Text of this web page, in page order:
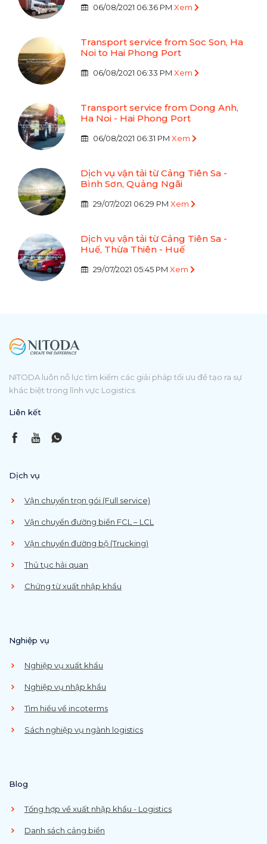
06/08/2021 06:36 PM Xem
Transport service from Soc Son, Ha
Noi to Hai Phong Port
06/08/2021 06:33 PM Xem
Transport service from Dong Anh,
Ha Noi - Hai Phong Port
06/08/2021 06:31 PM Xem
Dịch vụ vận tải từ Cảng Tiên Sa -
Bình Sơn, Quảng Ngãi
29/07/2021 06:29 PM Xem
Dịch vụ vận tải từ Cảng Tiên Sa -
Huế, Thừa Thiên - Huế
29/07/2021 05:45 PM Xem
NITODA luôn nỗ lực tìm kiếm các giải pháp tối ưu để tạo ra sự
khác biệt trong lĩnh vực Logistics.
Liên kết
Dịch vụ
Vận chuyển trọn gói (Full service)
Vận chuyển đường biển FCL – LCL
Vận chuyển đường bộ (Trucking)
Thủ tục hải quan
Chứng từ xuất nhập khẩu
Nghiệp vụ
Nghiệp vụ xuất khẩu
Nghiệp vụ nhập khẩu
Tìm hiểu về incoterms
Sách nghiệp vụ ngành logistics
Blog
Tổng hợp về xuất nhập khẩu - Logistics
Danh sách cảng biển